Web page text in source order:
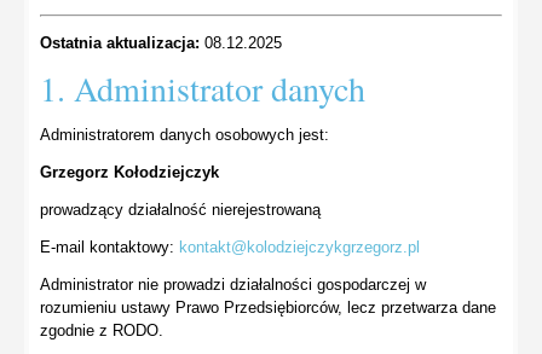
Ostatnia aktualizacja: 08.12.2025
1. Administrator danych
Administratorem danych osobowych jest:
Grzegorz Kołodziejczyk
prowadzący działalność nierejestrowaną
E-mail kontaktowy: kontakt@kolodziejczykgrzegorz.pl
Administrator nie prowadzi działalności gospodarczej w
rozumieniu ustawy Prawo Przedsiębiorców, lecz przetwarza dane
zgodnie z RODO.